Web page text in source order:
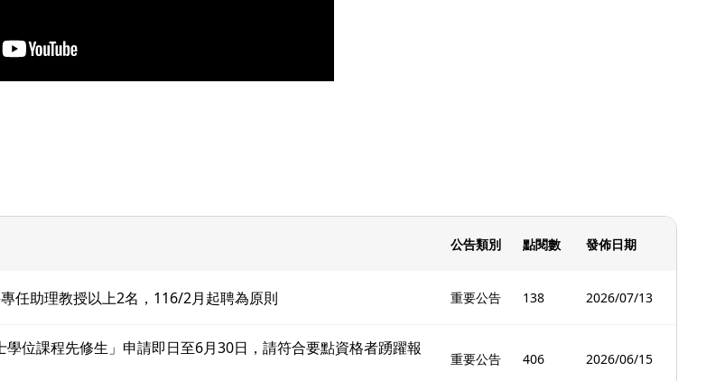
公告類別 點閱數 發佈日期
專任助理教授以上2名，116/2月起聘為原則 重要公告 138 2026/07/13
學位課程先修生」申請即日至6月30日，請符合要點資格者踴躍報
重要公告 406 2026/06/15